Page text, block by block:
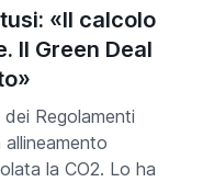
«Il calcolo
Il Green Deal
Regolamenti
la CO2. Lo ha